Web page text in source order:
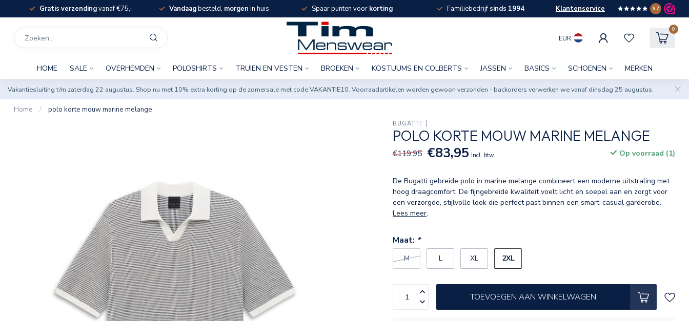
Gratis verzendingvanaf €75,- Vandaagbesteld, morgen in huis Spaar punten voor korting Familiebedrijf sinds 1994 Klantenservice 9.7
EUR
0
HOME SALE OVERHEMDEN POLOSHIRTS TRUIEN EN VESTEN BROEKEN KOSTUUMS EN COLBERTS JASSEN BASICS SCHOENEN MERKEN
Vakantiesluiting t/m zaterdag 22 augustus. Shop nu met 10% extra korting op de zomersale met code VAKANTIE10. Voorraadartikelen worden gewoon verzonden - backorders verwerken we vanaf dinsdag 25 augustus.
Home / polo korte mouw marine melange
BUGATTI
POLO KORTE MOUW MARINE MELANGE
€119,95 €83,95 Incl. btw Op voorraad (1)
De Bugatti gebreide polo in marine melange combineert een moderne uitstraling met
hoog draagcomfort. De fijngebreide kwaliteit voelt licht en soepel aan en zorgt voor
een verzorgde, stijlvolle look die perfect past binnen een smart-casual garderobe.
Lees meer.
Maat: *
M L XL 2XL
TOEVOEGEN AAN WINKELWAGEN